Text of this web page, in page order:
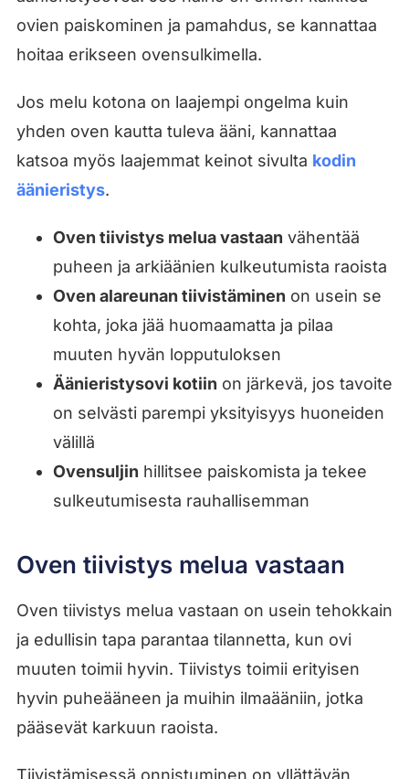
ovien paiskominen ja pamahdus, se kannattaa
hoitaa erikseen ovensulkimella.
Jos melu kotona on laajempi ongelma kuin
yhden oven kautta tuleva ääni, kannattaa
katsoa myös laajemmat keinot sivulta kodin
äänieristys.
Oven tiivistys melua vastaan vähentää
puheen ja arkiäänien kulkeutumista raoista
Oven alareunan tiivistäminen on usein se
kohta, joka jää huomaamatta ja pilaa
muuten hyvän lopputuloksen
Äänieristysovi kotiin on järkevä, jos tavoite
on selvästi parempi yksityisyys huoneiden
välillä
Ovensuljin hillitsee paiskomista ja tekee
sulkeutumisesta rauhallisemman
Oven tiivistys melua vastaan
Oven tiivistys melua vastaan on usein tehokkain
ja edullisin tapa parantaa tilannetta, kun ovi
muuten toimii hyvin. Tiivistys toimii erityisen
hyvin puheääneen ja muihin ilmaääniin, jotka
pääsevät karkuun raoista.
Tiivistämisessä onnistuminen on yllättävän